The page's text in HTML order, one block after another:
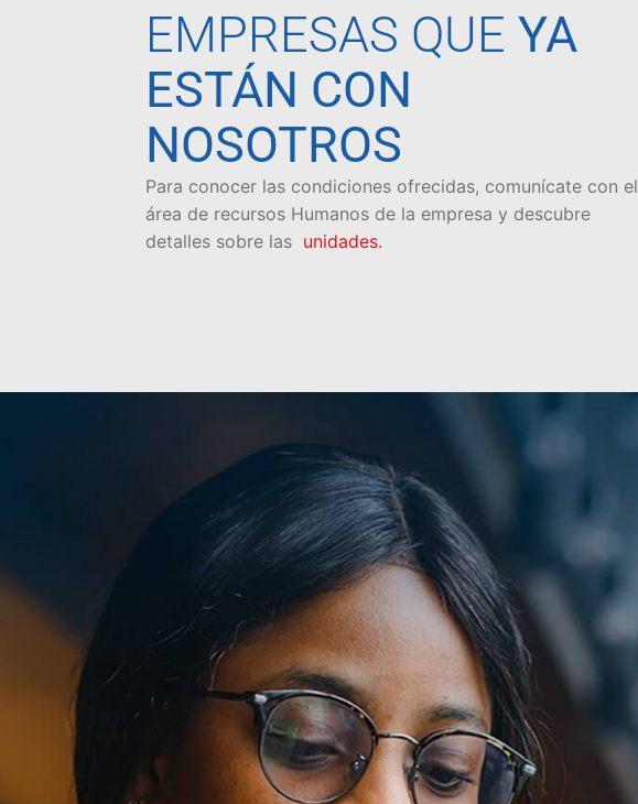
EMPRESAS QUE YA
ESTÁN CON
NOSOTROS
Para conocer las condiciones ofrecidas, comunícate con el
área de recursos Humanos de la empresa y descubre
detalles sobre las unidades.